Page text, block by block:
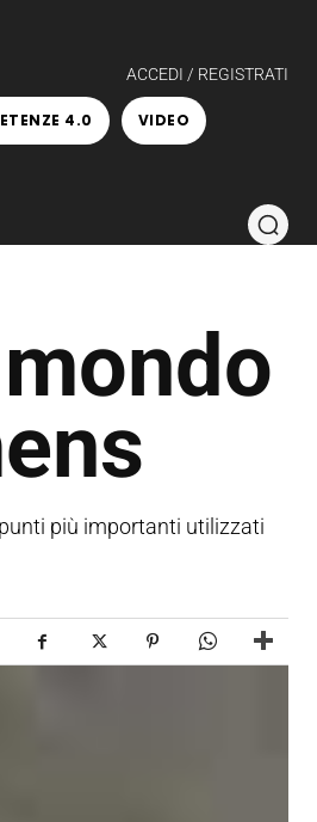
ACCEDI / REGISTRATI
4.0 VIDEO
più importanti utilizzati